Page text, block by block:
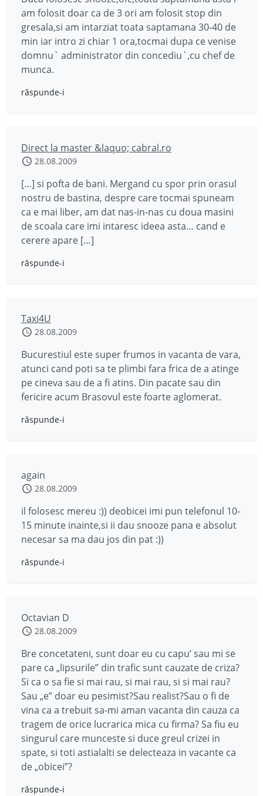
am folosit doar ca de 3 ori am folosit stop din
gresala,si am intarziat toata saptamana 30-40 de
min iar intro zi chiar 1 ora,tocmai dupa ce venise
domnu` administrator din concediu`,cu chef de
munca.
răspunde-i
Direct la master &laquo; cabral.ro
28.08.2009
[…] si pofta de bani. Mergand cu spor prin orasul
nostru de bastina, despre care tocmai spuneam
ca e mai liber, am dat nas-in-nas cu doua masini
de scoala care imi intaresc ideea asta… cand e
cerere apare […]
răspunde-i
Taxi4U
28.08.2009
Bucurestiul este super frumos in vacanta de vara,
atunci cand poti sa te plimbi fara frica de a atinge
pe cineva sau de a fi atins. Din pacate sau din
fericire acum Brasovul este foarte aglomerat.
răspunde-i
again
28.08.2009
il folosesc mereu :)) deobicei imi pun telefonul 10-
15 minute inainte,si ii dau snooze pana e absolut
necesar sa ma dau jos din pat :))
răspunde-i
Octavian D
28.08.2009
Bre concetateni, sunt doar eu cu capu’ sau mi se
pare ca „lipsurile” din trafic sunt cauzate de criza?
Si ca o sa fie si mai rau, si mai rau, si si mai rau?
Sau „e” doar eu pesimist?Sau realist?Sau o fi de
vina ca a trebuit sa-mi aman vacanta din cauza ca
tragem de orice lucrarica mica cu firma? Sa fiu eu
singurul care munceste si duce greul crizei in
spate, si toti astialalti se delecteaza in vacante ca
de „obicei”?
răspunde-i